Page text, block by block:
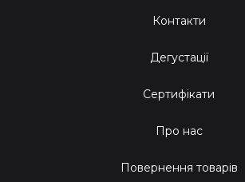
Контакти
Дегустації
Сертифікати
Про нас
Повернення товарів